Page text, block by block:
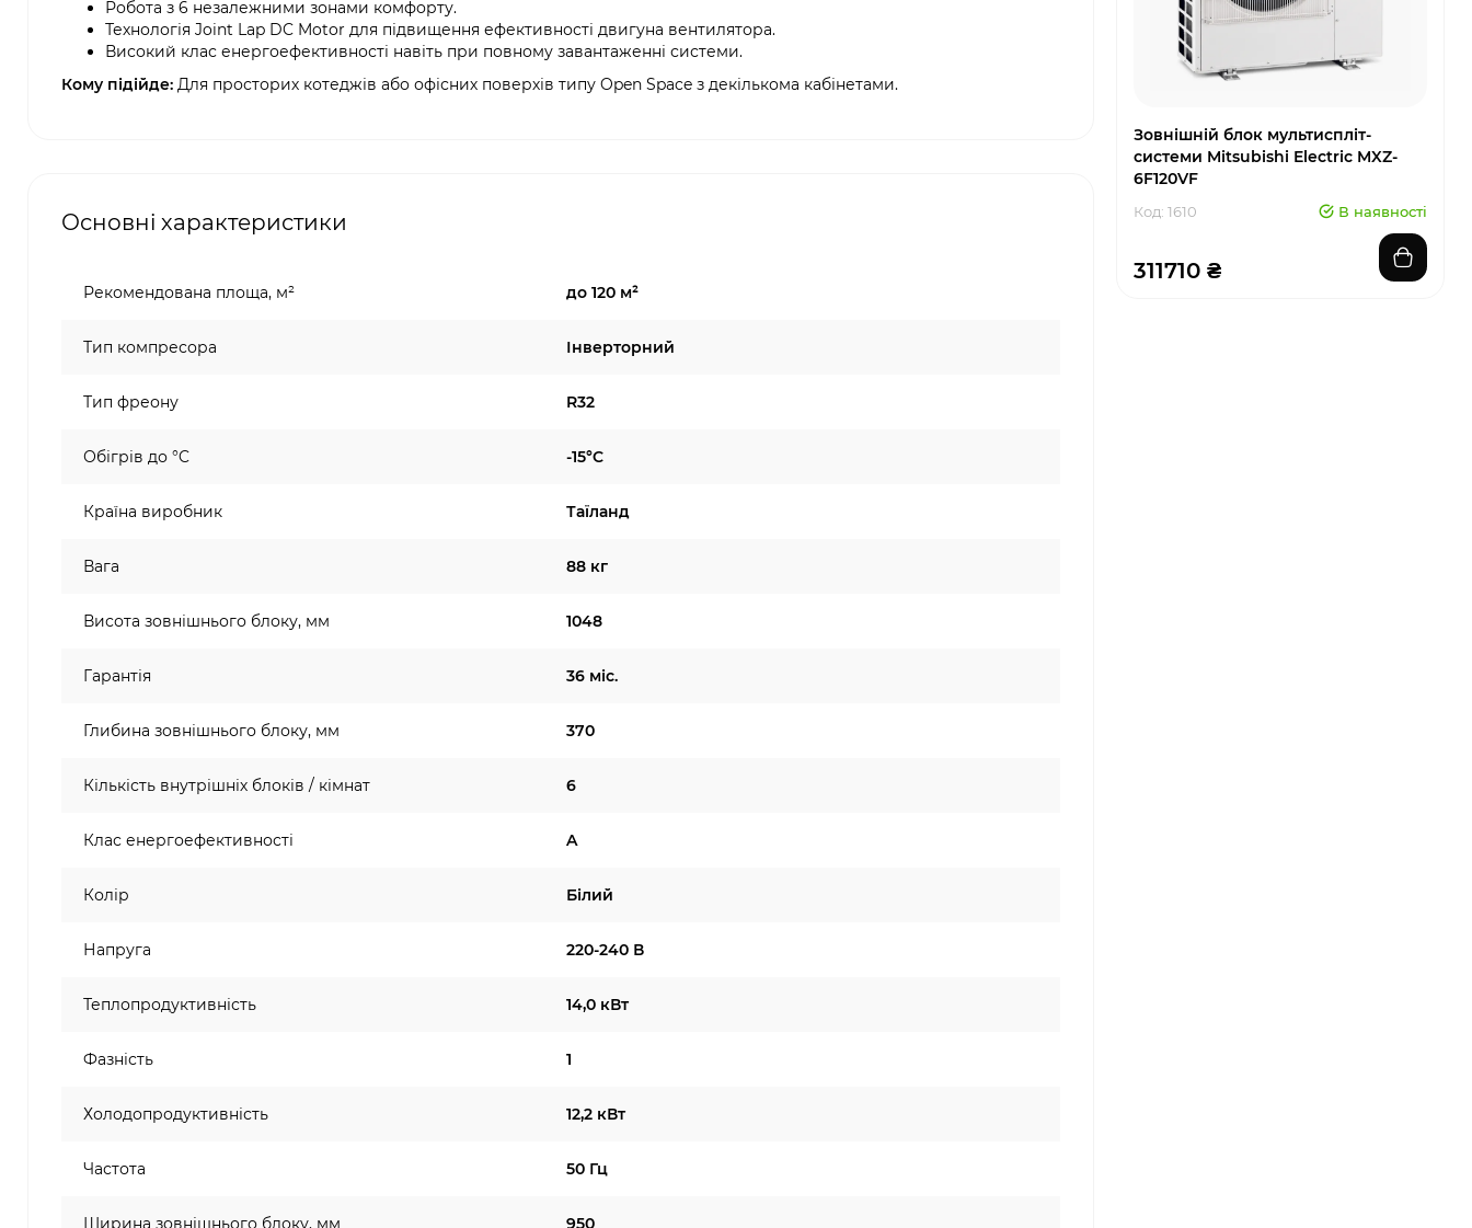
Робота з 6 незалежними зонами комфорту.
Технологія Joint Lap DC Motor для підвищення ефективності двигуна вентилятора.
Високий клас енергоефективності навіть при повному завантаженні системи.
Кому підійде: Для просторих котеджів або офісних поверхів типу Open Space з декількома кабінетами.
Основні характеристики
Рекомендована площа, м² до 120 м²
Тип компресора Інверторний
Тип фреону R32
Обігрів до °C -15°C
Країна виробник Таїланд
Вага 88 кг
Висота зовнішнього блоку, мм 1048
Гарантія 36 міс.
Глибина зовнішнього блоку, мм 370
Кількість внутрішніх блоків / кімнат 6
Клас енергоефективності A
Колір Білий
Напруга 220-240 В
Теплопродуктивність 14,0 кВт
Фазність 1
Холодопродуктивність 12,2 кВт
Частота 50 Гц
Ширина зовнішнього блоку, мм 950
Зовнішній блок мультиспліт-
системи Mitsubishi Electric MXZ-
6F120VF
Код: 1610 В наявності
311710 ₴